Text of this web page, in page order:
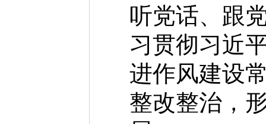
听党话、跟
习贯彻习近
进作风建设
整改整治，